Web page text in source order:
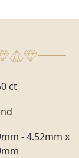
ct
- 4.52mm x